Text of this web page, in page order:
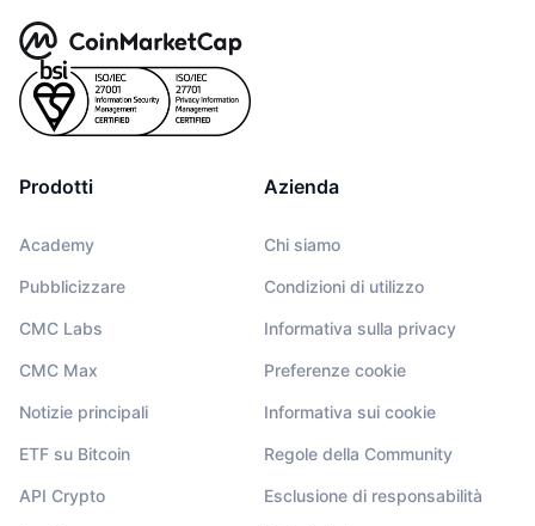
Prodotti
Academy
Pubblicizzare
CMC Labs
CMC Max
Notizie principali
ETF su Bitcoin
API Crypto
Azienda
Chi siamo
Condizioni di utilizzo
Informativa sulla privacy
Preferenze cookie
Informativa sui cookie
Regole della Community
Esclusione di responsabilità